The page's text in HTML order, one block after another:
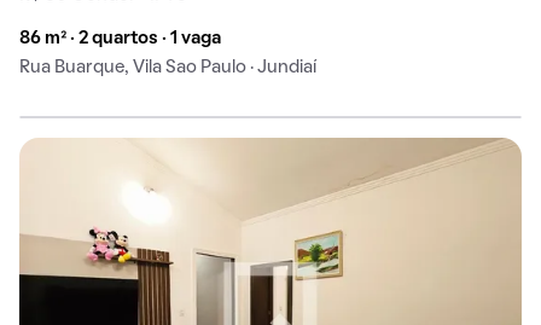
86 m² · 2 quartos · 1 vaga
Rua Buarque, Vila Sao Paulo · Jundiaí